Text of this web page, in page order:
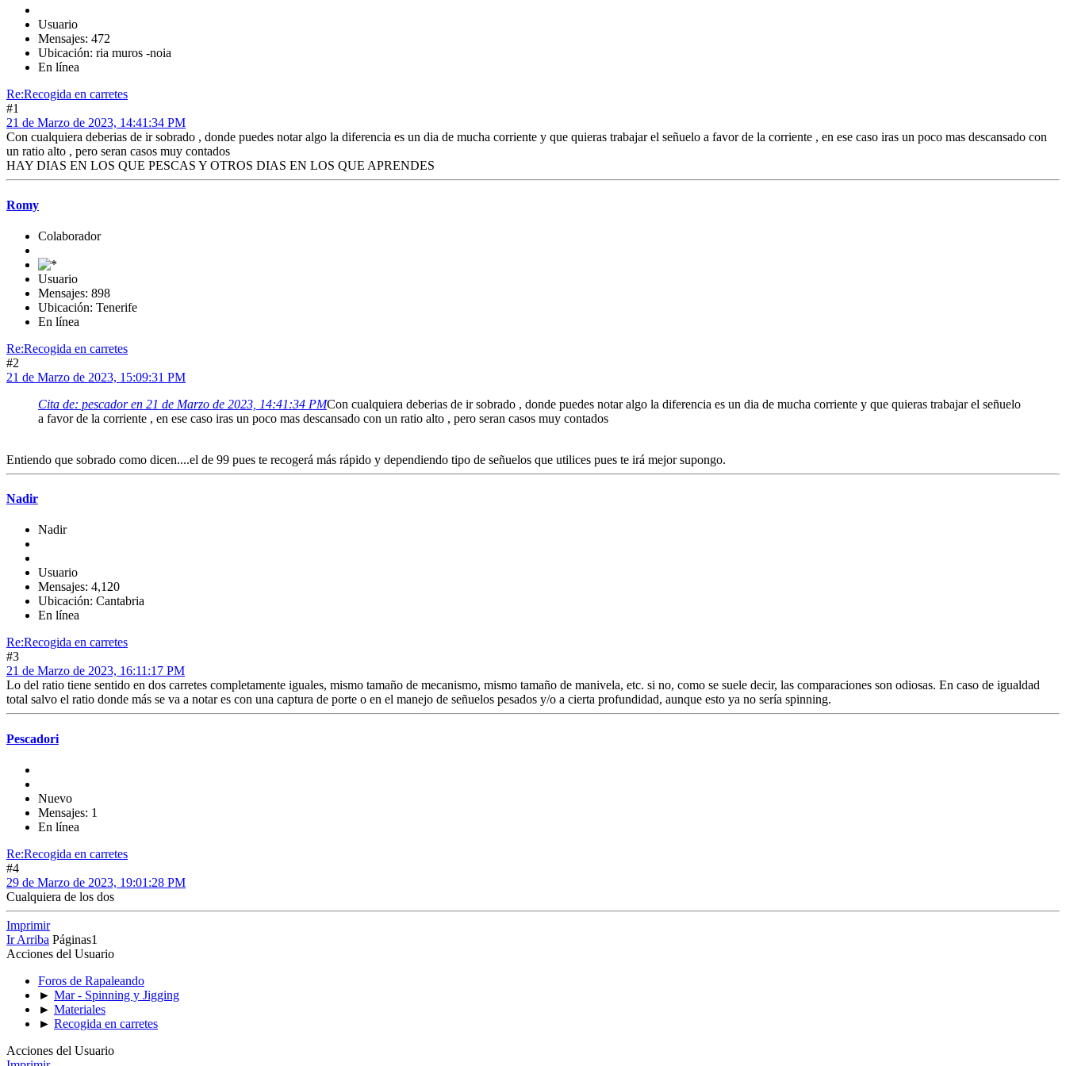
Usuario
Mensajes: 472
Ubicación: ria muros -noia
En línea
Re:Recogida en carretes
#1
21 de Marzo de 2023, 14:41:34 PM
Con cualquiera deberias de ir sobrado , donde puedes notar algo la diferencia es un dia de mucha corriente y que quieras trabajar el señuelo a favor de la corriente , en ese caso iras un poco mas descansado con
un ratio alto , pero seran casos muy contados
HAY DIAS EN LOS QUE PESCAS Y OTROS DIAS EN LOS QUE APRENDES
Romy
Colaborador
Usuario
Mensajes: 898
Ubicación: Tenerife
En línea
Re:Recogida en carretes
#2
21 de Marzo de 2023, 15:09:31 PM
Cita de: pescador en 21 de Marzo de 2023, 14:41:34 PMCon cualquiera deberias de ir sobrado , donde puedes notar algo la diferencia es un dia de mucha corriente y que quieras trabajar el señuelo
a favor de la corriente , en ese caso iras un poco mas descansado con un ratio alto , pero seran casos muy contados
Entiendo que sobrado como dicen....el de 99 pues te recogerá más rápido y dependiendo tipo de señuelos que utilices pues te irá mejor supongo.
Nadir
Nadir
Usuario
Mensajes: 4,120
Ubicación: Cantabria
En línea
Re:Recogida en carretes
#3
21 de Marzo de 2023, 16:11:17 PM
Lo del ratio tiene sentido en dos carretes completamente iguales, mismo tamaño de mecanismo, mismo tamaño de manivela, etc. si no, como se suele decir, las comparaciones son odiosas. En caso de igualdad
total salvo el ratio donde más se va a notar es con una captura de porte o en el manejo de señuelos pesados y/o a cierta profundidad, aunque esto ya no sería spinning.
Pescadori
Nuevo
Mensajes: 1
En línea
Re:Recogida en carretes
#4
29 de Marzo de 2023, 19:01:28 PM
Cualquiera de los dos
Imprimir
Ir Arriba Páginas1
Acciones del Usuario
Foros de Rapaleando
► Mar - Spinning y Jigging
► Materiales
► Recogida en carretes
Acciones del Usuario